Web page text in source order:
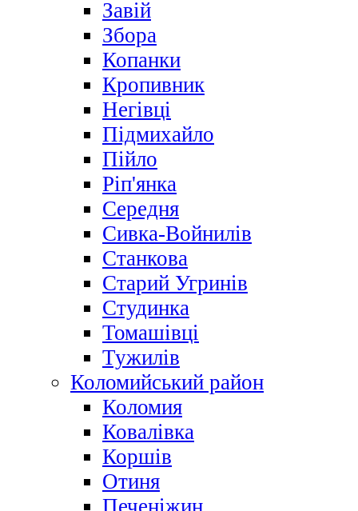
Завій
Збора
Копанки
Кропивник
Негівці
Підмихайло
Пійло
Ріп'янка
Середня
Сивка-Войнилів
Станкова
Старий Угринів
Студинка
Томашівці
Тужилів
Коломийський район
Коломия
Ковалівка
Коршів
Отиня